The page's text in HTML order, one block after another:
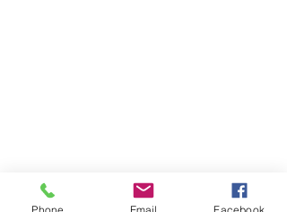
04 71 65 85 50
Phone Email Facebook